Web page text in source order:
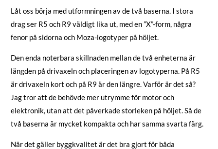
Låt oss börja med utformningen av de två baserna. I stora
drag ser R5 och R9 väldigt lika ut, med en ”X”-form, några
fenor på sidorna och Moza-logotyper på höljet.
Den enda noterbara skillnaden mellan de två enheterna är
längden på drivaxeln och placeringen av logotyperna. På R5
är drivaxeln kort och på R9 är den längre. Varför är det så?
Jag tror att de behövde mer utrymme för motor och
elektronik, utan att det påverkade storleken på höljet. Så de
två baserna är mycket kompakta och har samma svarta färg.
När det gäller byggkvalitet är det bra gjort för båda